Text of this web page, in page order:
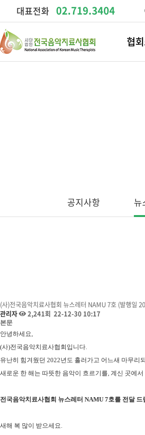
대표전화 02.719.3404
협
공지사항 뉴
(사)전국음악치료사협회 뉴스레터 NAMU 7호 (발행일
관리자
2,241회 22-12-30 10:17
본문
안녕하세요,
(사)전국음악치료사협회입니다.
유난히 힘겨웠던 2022년도 흘러가고 어느새 마무리
새로운 한 해는 따뜻한 음악이 흐르기를, 계신 곳에
전국음악치료사협회 뉴스레터 NAMU 7호를 전달 드
새해 복 많이 받으세요.